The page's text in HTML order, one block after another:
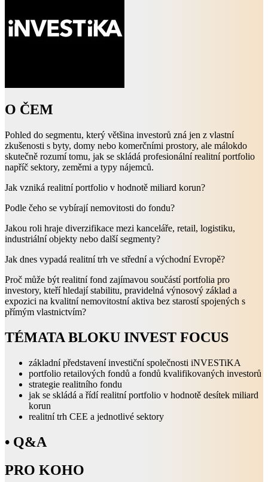
O ČEM
Pohled do segmentu, který většina investorů zná jen z vlastní
zkušenosti s byty, domy nebo komerčními prostory, ale málokdo
skutečně rozumí tomu, jak se skládá profesionální realitní portfolio
napříč sektory, zeměmi a typy nájemců.
Jak vzniká realitní portfolio v hodnotě miliard korun?
Podle čeho se vybírají nemovitosti do fondu?
Jakou roli hraje diverzifikace mezi kanceláře, retail, logistiku,
industriální objekty nebo další segmenty?
Jak dnes vypadá realitní trh ve střední a východní Evropě?
Proč může být realitní fond zajímavou součástí portfolia pro
investory, kteří hledají stabilitu, pravidelná výnosový základ a
expozici na kvalitní nemovitostní aktiva bez starostí spojených s
přímým vlastnictvím?
TÉMATA BLOKU INVEST FOCUS
základní představení investiční společnosti iNVESTiKA
portfolio retailových fondů a fondů kvalifikovaných investorů
strategie realitního fondu
jak se skládá a řídí realitní portfolio v hodnotě desítek miliard
korun
realitní trh CEE a jednotlivé sektory
• Q&A
PRO KOHO